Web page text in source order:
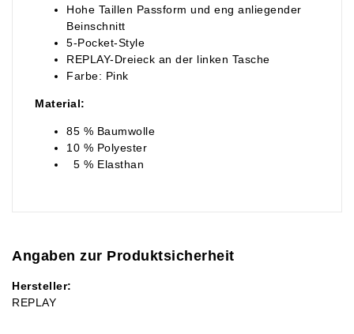
Hohe Taillen Passform und eng anliegender
Beinschnitt
5-Pocket-Style
REPLAY-Dreieck an der linken Tasche
Farbe: Pink
Material:
85 % Baumwolle
10 % Polyester
5 % Elasthan
Angaben zur Produktsicherheit
Hersteller:
REPLAY